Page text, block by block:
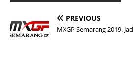
PREVIOUS
MXGP Semarang 2019.